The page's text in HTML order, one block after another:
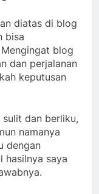
diatas di blog
bisa
blog
dan perjalanan
keputusan
dan berliku,
namanya
dengan
saya